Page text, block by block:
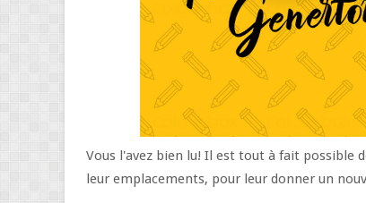
Vous l'avez bien lu! Il est tout à fait possible
leur emplacements, pour leur donner un